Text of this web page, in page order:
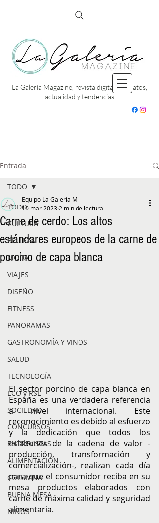
La Galería Magazine, revista digital con datos,
actualidad y tendencias
Entrada
TODO
CULTURA
BELLEZA
MODA
VIAJES
DISEÑO
FITNESS
PANORAMAS
GASTRONOMÍA Y VINOS
SALUD
TECNOLOGÍA
ECO y RSE
SOCIEDAD
CONCURSOS
ENTREVISTAS
ALIMENTACIÓN
COLUMNA
BUENA MESA
NIÑOS
TODO
Carne de cerdo: Los altos
estándares europeos de la carne de
porcino de capa blanca
Equipo La Galería M
10 mar 2023 2 min de lectura
El sector porcino de capa blanca en
España es una verdadera referencia
a nivel internacional. Este
reconocimiento es debido al esfuerzo
y la dedicación que todos los
eslabones de la cadena de valor -
producción, transformación y
comercialización-, realizan cada día
para que el consumidor reciba en su
mesa productos elaborados con
carne de máxima calidad y seguridad
alimentaria.